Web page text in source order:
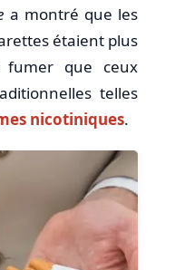
a montré que les
étaient plus
fumer que ceux
telles
nicotiniques.